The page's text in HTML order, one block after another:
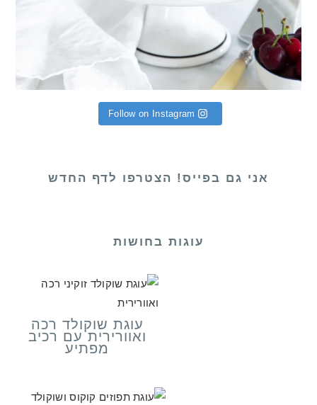
Follow on Instagram
אני גם בפייס! הצטרפו לדף החדש
עוגות בחושות
עוגת שוקולד רכה
ואוורירית עם רכיב
מפתיע